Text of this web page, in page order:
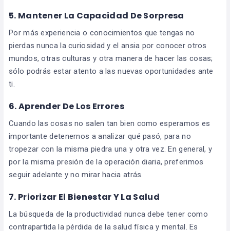
5. Mantener La Capacidad De Sorpresa
Por más experiencia o conocimientos que tengas no
pierdas nunca la curiosidad y el ansia por conocer otros
mundos, otras culturas y otra manera de hacer las cosas;
sólo podrás estar atento a las nuevas oportunidades ante
ti.
6. Aprender De Los Errores
Cuando las cosas no salen tan bien como esperamos es
importante detenernos a analizar qué pasó, para no
tropezar con la misma piedra una y otra vez. En general, y
por la misma presión de la operación diaria, preferimos
seguir adelante y no mirar hacia atrás.
7. Priorizar El Bienestar Y La Salud
La búsqueda de la productividad nunca debe tener como
contrapartida la pérdida de la salud física y mental. Es